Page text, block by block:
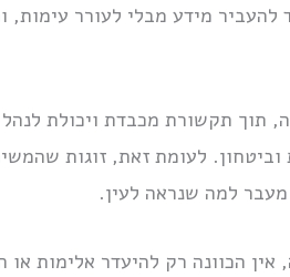
מידע מבלי לעורר עימות,
תוך תקשורת מכבדת ויכולת
לעומת זאת, זוגות
מעבר למה שנראה לעין.
אין הכוונה רק להיעדר אלימות